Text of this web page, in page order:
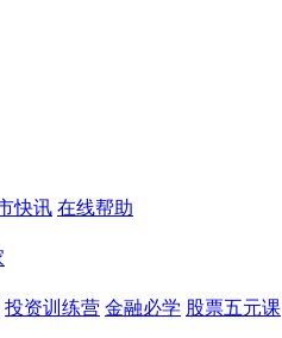
快讯 在线帮助
投资训练营 金融必学 股票五元课